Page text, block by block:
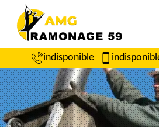
indisponible